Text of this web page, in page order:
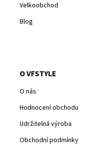
Velkoobchod
Blog
O VFSTYLE
O nás
Hodnocení obchodu
Udržitelná výroba
Obchodní podmínky